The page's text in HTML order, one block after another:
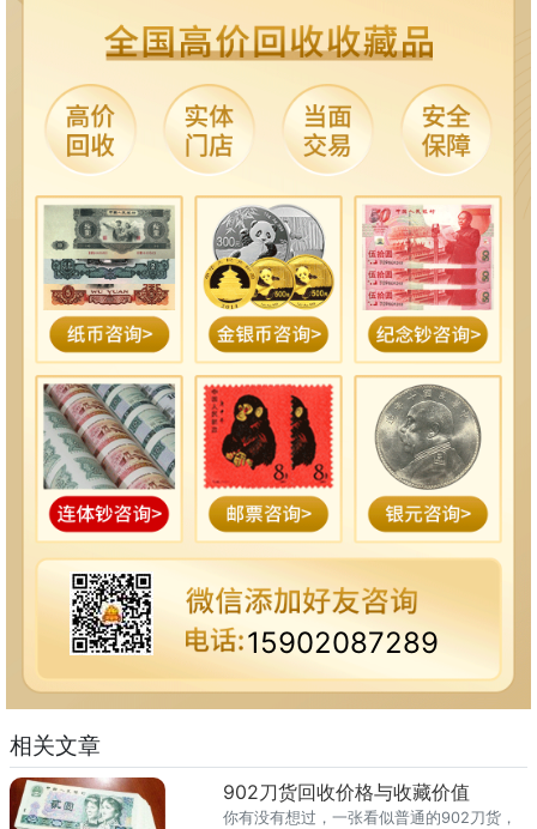
15902087289
相关文章
902刀货回收价格与收藏价值
你有没有想过，一张看似普通的902刀货，